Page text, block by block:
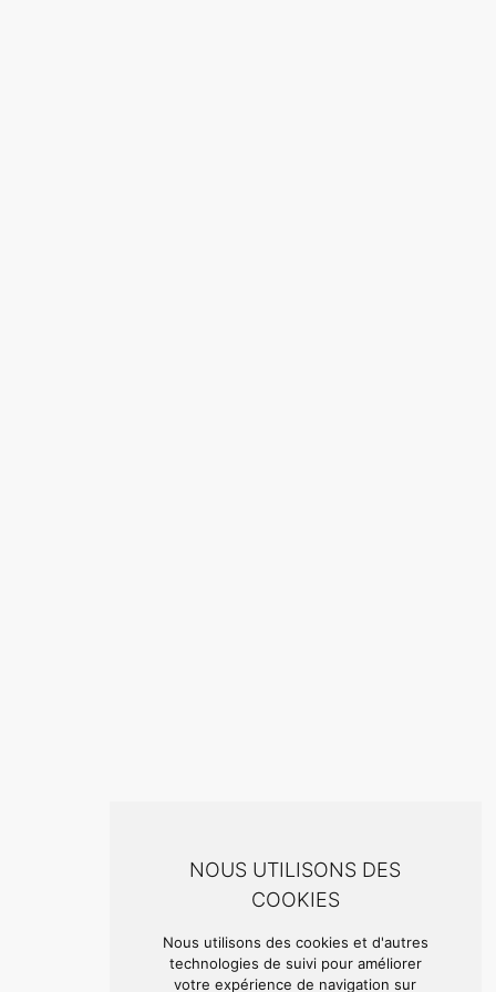
NOUS UTILISONS DES
COOKIES
Nous utilisons des cookies et d'autres
technologies de suivi pour améliorer
votre expérience de navigation sur